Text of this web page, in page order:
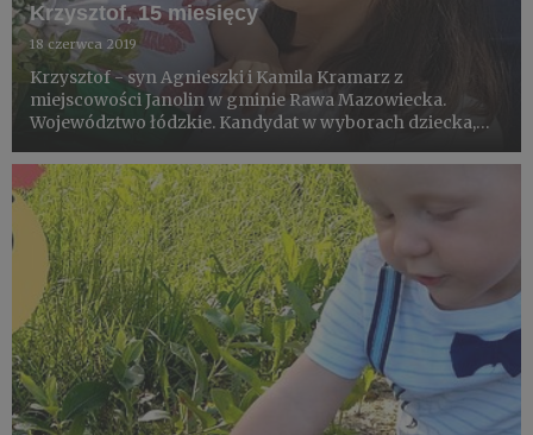
Krzysztof, 15 miesięcy
18 czerwca 2019
Krzysztof - syn Agnieszki i Kamila Kramarz z
miejscowości Janolin w gminie Rawa Mazowiecka.
Województwo łódzkie. Kandydat w wyborach dziecka,
sezon 2019.